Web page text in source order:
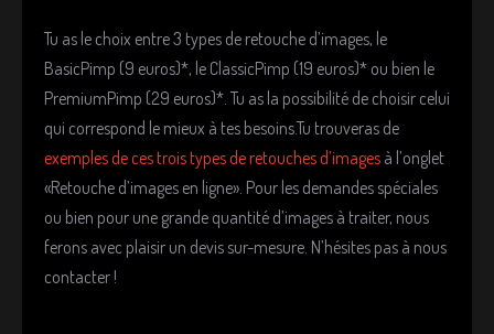
Tu as le choix entre 3 types de retouche d’images, le
BasicPimp (9 euros)*, le ClassicPimp (19 euros)* ou bien le
PremiumPimp (29 euros)*. Tu as la possibilité de choisir celui
qui correspond le mieux à tes besoins.Tu trouveras de
exemples de ces trois types de retouches d’images à l’onglet
«Retouche d’images en ligne». Pour les demandes spéciales
ou bien pour une grande quantité d’images à traiter, nous
ferons avec plaisir un devis sur-mesure. N’hésites pas à nous
contacter !